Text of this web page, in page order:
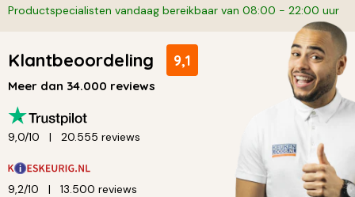
Productspecialisten vandaag bereikbaar van 08:00 - 22:00 uur
Klantbeoordeling 9,1
Meer dan 34.000 reviews
9,0/10 20.555 reviews
9,2/10 13.500 reviews